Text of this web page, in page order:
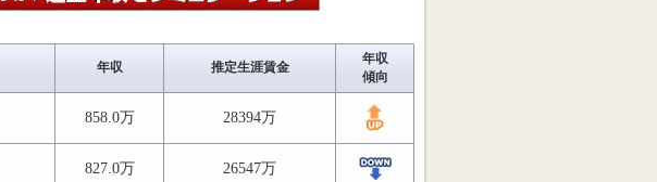
年収 推定生涯賃金
年収
傾向
858.0万 28394万
827.0万 26547万